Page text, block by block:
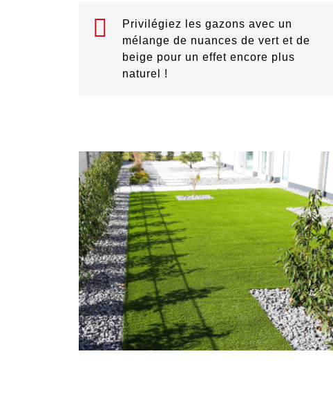
Privilégiez les gazons avec un
mélange de nuances de vert et de
beige pour un effet encore plus
naturel !